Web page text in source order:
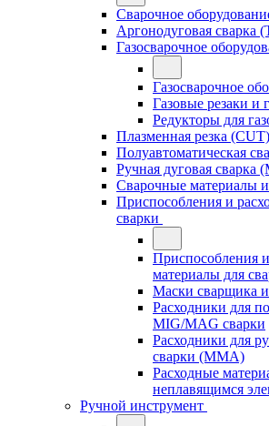
Сварочное
Аргонодуговая сварка
Газосварочное
Газосварочное
Газовые резаки и
Редукторы для
Плазменная резка (CUT)
Полуавтоматическая
Ручная дуговая сварка
Сварочные материалы
Приспособления и
сварки
Приспособления
материалы для
Маски сварщика
Расходники для
MIG/MAG сварки
Расходники для
сварки (MMA)
Расходные
неплавящимся
Ручной инструмент